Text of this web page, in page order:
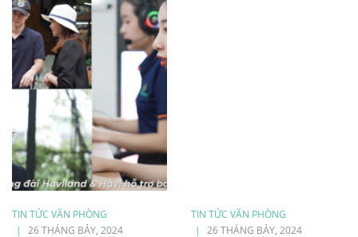
TIN TỨC VĂN PHÒNG
26 THÁNG BẢY, 2024
TIN TỨC VĂN PHÒNG
26 THÁNG BẢY, 2024